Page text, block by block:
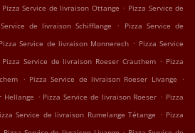
Pizza Service de livraison Ottange . Pizza Service de
de livraison Schifflange .
Pizza Service de
Pizza Service de livraison Monnerech . Pizza Service
Pizza Service de livraison Roeser Crauthem . Pizza
. Pizza Service de livraison Roeser Livange .
Hellange . Pizza Service de livraison Roeser . Pizza
Service de livraison Rumelange Tétange . Pizza
.